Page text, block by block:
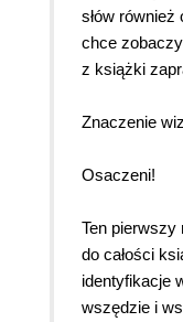
słów
chce
z książki
Znaczenie
Osaczeni!
Ten pierwszy
do całości
identyfikacje
wszędzie i